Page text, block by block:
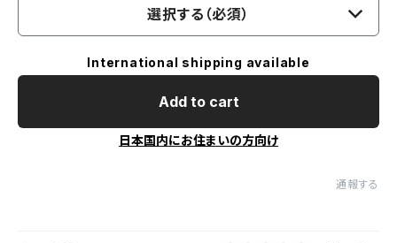
選択する（必須）
International shipping available
Add to cart
日本国内にお住まいの方向け
通報する